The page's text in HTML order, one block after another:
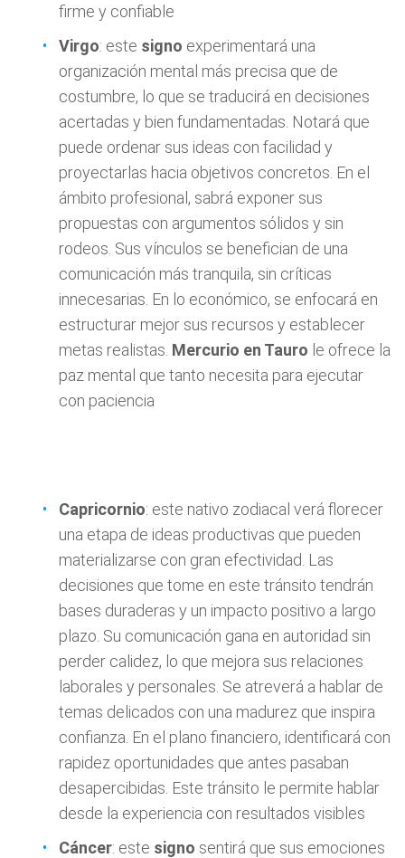
firme y confiable
Virgo: este signo experimentará una
organización mental más precisa que de
costumbre, lo que se traducirá en decisiones
acertadas y bien fundamentadas. Notará que
puede ordenar sus ideas con facilidad y
proyectarlas hacia objetivos concretos. En el
ámbito profesional, sabrá exponer sus
propuestas con argumentos sólidos y sin
rodeos. Sus vínculos se benefician de una
comunicación más tranquila, sin críticas
innecesarias. En lo económico, se enfocará en
estructurar mejor sus recursos y establecer
metas realistas. Mercurio en Tauro le ofrece la
paz mental que tanto necesita para ejecutar
con paciencia
Capricornio: este nativo zodiacal verá florecer
una etapa de ideas productivas que pueden
materializarse con gran efectividad. Las
decisiones que tome en este tránsito tendrán
bases duraderas y un impacto positivo a largo
plazo. Su comunicación gana en autoridad sin
perder calidez, lo que mejora sus relaciones
laborales y personales. Se atreverá a hablar de
temas delicados con una madurez que inspira
confianza. En el plano financiero, identificará con
rapidez oportunidades que antes pasaban
desapercibidas. Este tránsito le permite hablar
desde la experiencia con resultados visibles
Cáncer: este signo sentirá que sus emociones